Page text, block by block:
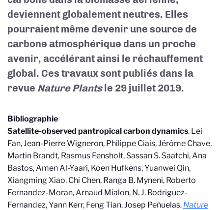
deviennent globalement neutres. Elles
pourraient même devenir une source de
carbone atmosphérique dans un proche
avenir, accélérant ainsi le réchauffement
global. Ces travaux sont publiés dans la
revue Nature Plantsle 29 juillet 2019.
Bibliographie
Satellite-observed pantropical carbon dynamics. Lei
Fan, Jean-Pierre Wigneron, Philippe Ciais, Jérôme Chave,
Martin Brandt, Rasmus Fensholt, Sassan S. Saatchi, Ana
Bastos, Amen Al-Yaari, Koen Hufkens, Yuanwei Qin,
Xiangming Xiao, Chi Chen, Ranga B. Myneni, Roberto
Fernandez-Moran, Arnaud Mialon, N. J. Rodriguez-
Fernandez, Yann Kerr, Feng Tian, Josep Peñuelas. Nature